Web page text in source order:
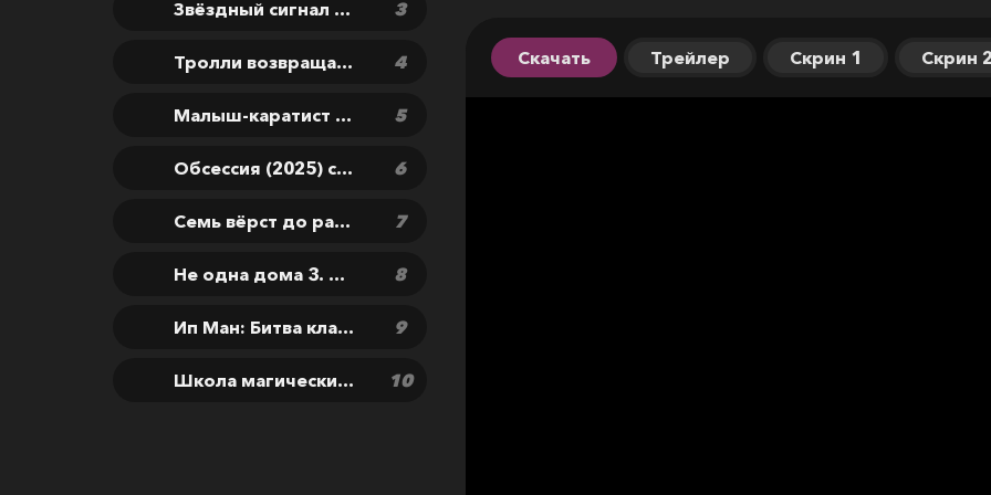
Скачать Трейлер Скрин 1 Скрин 2
Звёздный сигнал (2026) скачать фильм бесплатно
Тролли возвращаются! (2026) скачать мультфильм бесплатно
Малыш-каратист (2026) скачать фильм бесплатно
Обсессия (2025) скачать фильм бесплатно
Семь вёрст до рассвета (2026) скачать фильм бесплатно
Не одна дома 3. Выпускной (2026) скачать фильм бесплатно
Ип Ман: Битва кланов (2026) скачать фильм бесплатно
Школа магических зверей. Хранители чуда (2025) скачать фильм бесплатно